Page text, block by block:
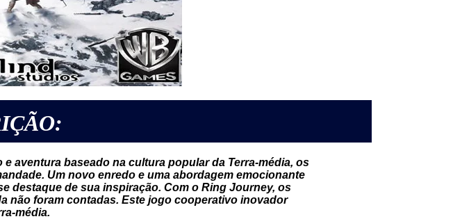
aventura baseado na cultura popular da Terra-média, os
Um novo enredo e uma abordagem emocionante
destaque de sua inspiração. Com o Ring Journey, os
não foram contadas. Este jogo cooperativo inovador
média.